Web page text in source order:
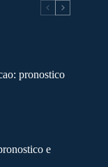
pronostico
e